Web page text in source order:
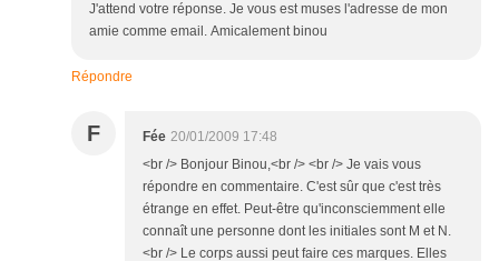
J'attend votre réponse. Je vous est muses l'adresse de mon
amie comme email. Amicalement binou
Répondre
F Fée 20/01/2009 17:48
<br /> Bonjour Binou,<br /> <br /> Je vais vous
répondre en commentaire. C'est sûr que c'est très
étrange en effet. Peut-être qu'inconsciemment elle
connaît une personne dont les initiales sont M et N.
<br /> Le corps aussi peut faire ces marques. Elles